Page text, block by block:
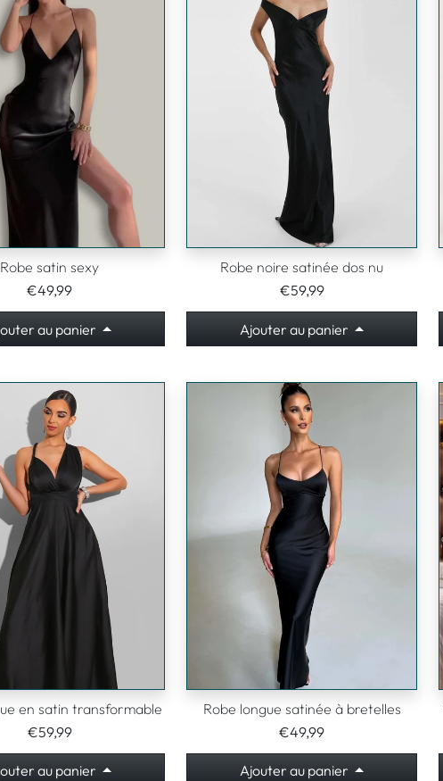
Robe satin sexy
€49,99
au panier
Robe noire satinée dos nu
€59,99
Ajouter au panier
en satin transformable
€59,99
au panier
Robe longue satinée à bretelles
€49,99
Ajouter au panier